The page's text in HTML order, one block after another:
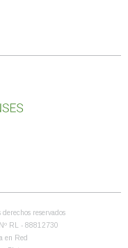
derechos reservados
RL - 88812730
en Red